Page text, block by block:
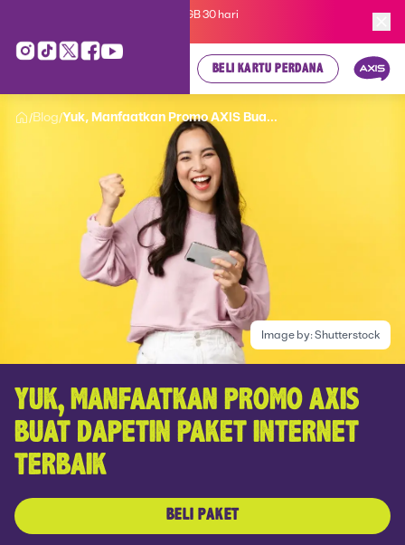
Kartu Perdana AXIS Suka-Suka 3GB 30 hari
BELI KARTU PERDANA
/Blog/Yuk, Manfaatkan Promo AXIS Bua...
Image by:Shutterstock
YUK, MANFAATKAN PROMO AXIS
BUAT DAPETIN PAKET INTERNET
TERBAIK
BELI PAKET